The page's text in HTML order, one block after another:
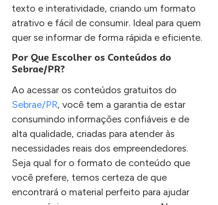
texto e interatividade, criando um formato
atrativo e fácil de consumir. Ideal para quem
quer se informar de forma rápida e eficiente.
Por Que Escolher os Conteúdos do
Sebrae/PR?
Ao acessar os conteúdos gratuitos do
Sebrae/PR, você tem a garantia de estar
consumindo informações confiáveis e de
alta qualidade, criadas para atender às
necessidades reais dos empreendedores.
Seja qual for o formato de conteúdo que
você prefere, temos certeza de que
encontrará o material perfeito para ajudar